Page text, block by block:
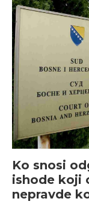
Ko snosi
ishode koji
nepravde